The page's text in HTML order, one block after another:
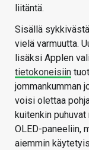
liitäntä.
Sisällä
vielä varmuutta.
lisäksi Applen
tietokoneisiin
jommankumman
voisi olettaa
kuitenkin
OLED-paneeliin,
aiemmin